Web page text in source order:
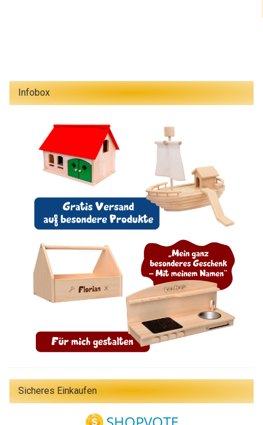
Infobox
Sicheres Einkaufen